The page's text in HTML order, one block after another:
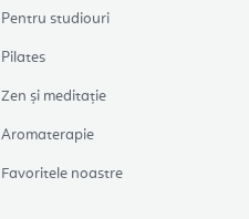
Pentru studiouri
Pilates
Zen și meditație
Aromaterapie
Favoritele noastre